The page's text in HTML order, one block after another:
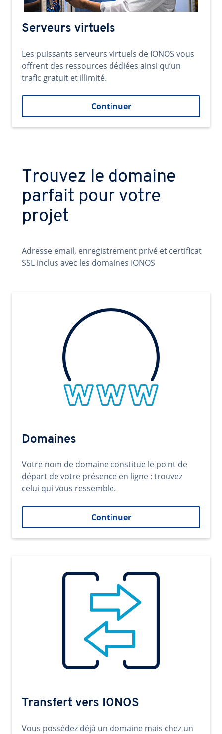
Serveurs virtuels
Les puissants serveurs virtuels de IONOS vous
offrent des ressources dédiées ainsi qu’un
trafic gratuit et illimité.
Continuer
Trouvez le domaine
parfait pour votre
projet
Adresse email, enregistrement privé et certificat
SSL inclus avec les domaines IONOS
Domaines
Votre nom de domaine constitue le point de
départ de votre présence en ligne : trouvez
celui qui vous ressemble.
Continuer
Transfert vers IONOS
Vous possédez déjà un domaine mais chez un